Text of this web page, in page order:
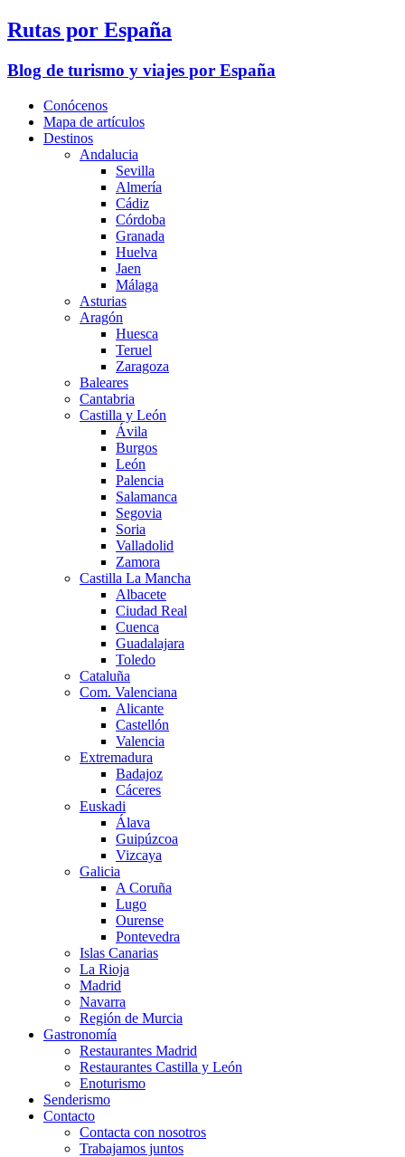
Rutas por España
Blog de turismo y viajes por España
Conócenos
Mapa de artículos
Destinos
Andalucia
Sevilla
Almería
Cádiz
Córdoba
Granada
Huelva
Jaen
Málaga
Asturias
Aragón
Huesca
Teruel
Zaragoza
Baleares
Cantabria
Castilla y León
Ávila
Burgos
León
Palencia
Salamanca
Segovia
Soria
Valladolid
Zamora
Castilla La Mancha
Albacete
Ciudad Real
Cuenca
Guadalajara
Toledo
Cataluña
Com. Valenciana
Alicante
Castellón
Valencia
Extremadura
Badajoz
Cáceres
Euskadi
Álava
Guipúzcoa
Vizcaya
Galicia
A Coruña
Lugo
Ourense
Pontevedra
Islas Canarias
La Rioja
Madrid
Navarra
Región de Murcia
Gastronomía
Restaurantes Madrid
Restaurantes Castilla y León
Enoturismo
Senderismo
Contacto
Contacta con nosotros
Trabajamos juntos